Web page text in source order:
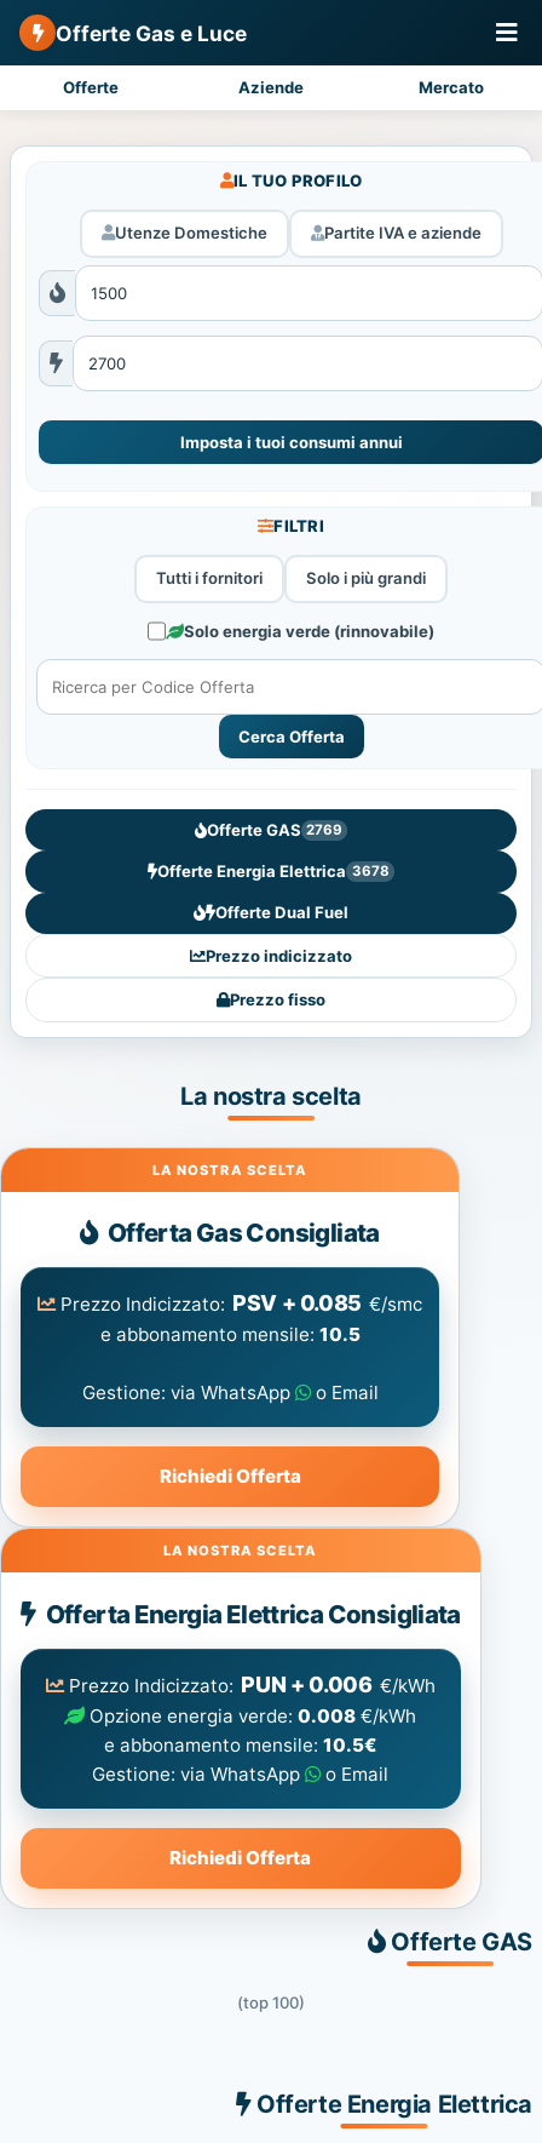
Offerte Gas e Luce
Offerte Aziende Mercato
IL TUO PROFILO
Utenze Domestiche Partite IVA e aziende
Imposta i tuoi consumi annui
FILTRI
Tutti i fornitori Solo i più grandi
Solo energia verde (rinnovabile)
Cerca Offerta
Offerte GAS 2769
Offerte Energia Elettrica 3678
Offerte Dual Fuel
Prezzo indicizzato
Prezzo fisso
La nostra scelta
Gas
Offerta Gas Consigliata
Prezzo Indicizzato: PSV + 0.085 €/smc
e abbonamento mensile: 10.5
Gestione: via WhatsApp o Email
Richiedi Offerta
Energia
Elettrica
consigliata
Offerta Energia Elettrica Consigliata
Prezzo Indicizzato: PUN + 0.006 €/kWh
Opzione energia verde:0.008 €/kWh
e abbonamento mensile: 10.5€
Gestione: via WhatsApp
o Email
Richiedi Offerta
Offerte GAS
(top 100)
Offerte Energia Elettrica